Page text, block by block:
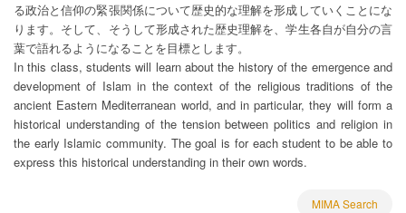
る政治と信仰の緊張関係について歴史的な理解を形成していくことにな
ります。そして、そうして形成された歴史理解を、学生各自が自分の言
葉で語れるようになることを目標とします。
In this class, students will learn about the history of the emergence and
development of Islam in the context of the religious traditions of the
ancient Eastern Mediterranean world, and in particular, they will form a
historical understanding of the tension between politics and religion in
the early Islamic community. The goal is for each student to be able to
express this historical understanding in their own words.
MIMA Search